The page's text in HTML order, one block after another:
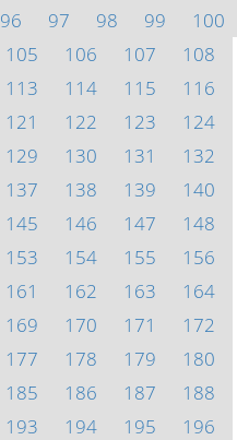
96 97 98 99
100
105 106 107
108
113 114 115
116
121 122 123
124
129 130 131
132
137 138 139
140
145 146 147
148
153 154 155
156
161 162 163
164
169 170 171
172
177 178 179
180
185 186 187
188
193 194 195
196